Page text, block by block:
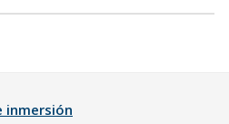
inmersión